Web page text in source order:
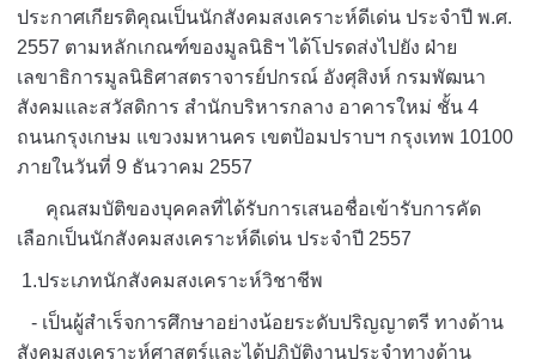
ประกาศเกียรติคุณเป็นนักสังคมสงเคราะห์ดีเด่น ประจำปี พ.ศ.
2557 ตามหลักเกณฑ์ของมูลนิธิฯ ได้โปรดส่งไปยัง ฝ่าย
เลขาธิการมูลนิธิศาสตราจารย์ปกรณ์ อังศุสิงห์ กรมพัฒนา
สังคมและสวัสดิการ สำนักบริหารกลาง อาคารใหม่ ชั้น 4
ถนนกรุงเกษม แขวงมหานคร เขตป้อมปราบฯ กรุงเทพ 10100
ภายในวันที่ 9 ธันวาคม 2557
คุณสมบัติของบุคคลที่ได้รับการเสนอชื่อเข้ารับการคัด
เลือกเป็นนักสังคมสงเคราะห์ดีเด่น ประจำปี 2557
1.ประเภทนักสังคมสงเคราะห์วิชาชีพ
- เป็นผู้สำเร็จการศึกษาอย่างน้อยระดับปริญญาตรี ทางด้าน
สังคมสงเคราะห์ศาสตร์และได้ปฏิบัติงานประจำทางด้าน